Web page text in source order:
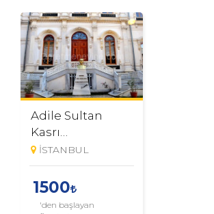
Adile Sultan
Kasrı
Öğretmenevi
İSTANBUL
1500
'den başlayan